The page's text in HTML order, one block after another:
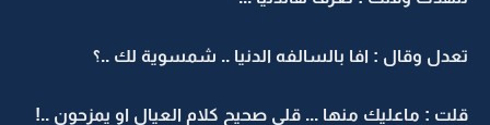
تعدل وقال : افا بالسالفه الدنيا .. شمسوية لك ..؟
قلت : ماعليك منها ... قلي صحيح كلام العيال او يمزحون ..!